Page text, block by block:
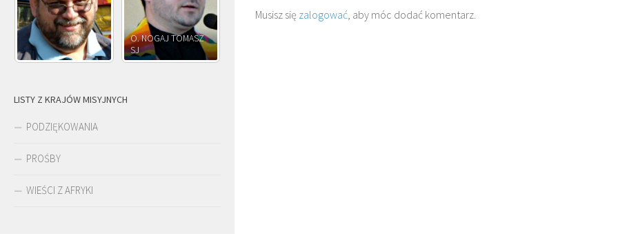
Musisz się zalogować, aby móc dodać komentarz.
O. NOGAJ TOMASZ
SJ
O. JÓZEF OLEKSY SJ
LISTY Z KRAJÓW MISYJNYCH
PODZIĘKOWANIA
PROŚBY
WIEŚCI Z AFRYKI